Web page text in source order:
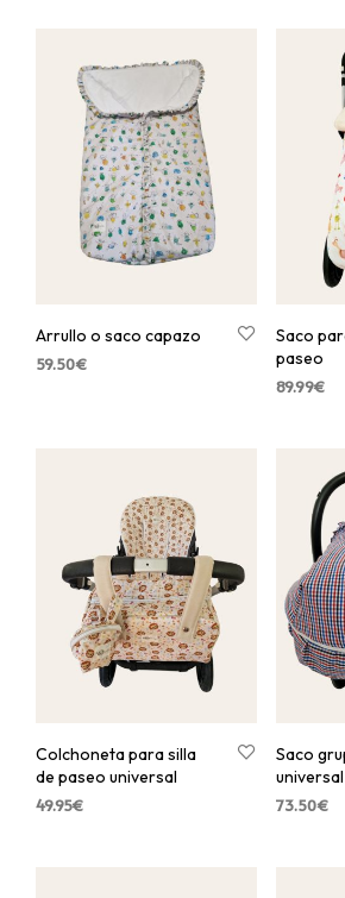
Arrullo o saco capazo
59.50€
Saco
paseo
89.99€
Colchoneta para silla
de paseo universal
49.95€
Saco
universal
73.50€